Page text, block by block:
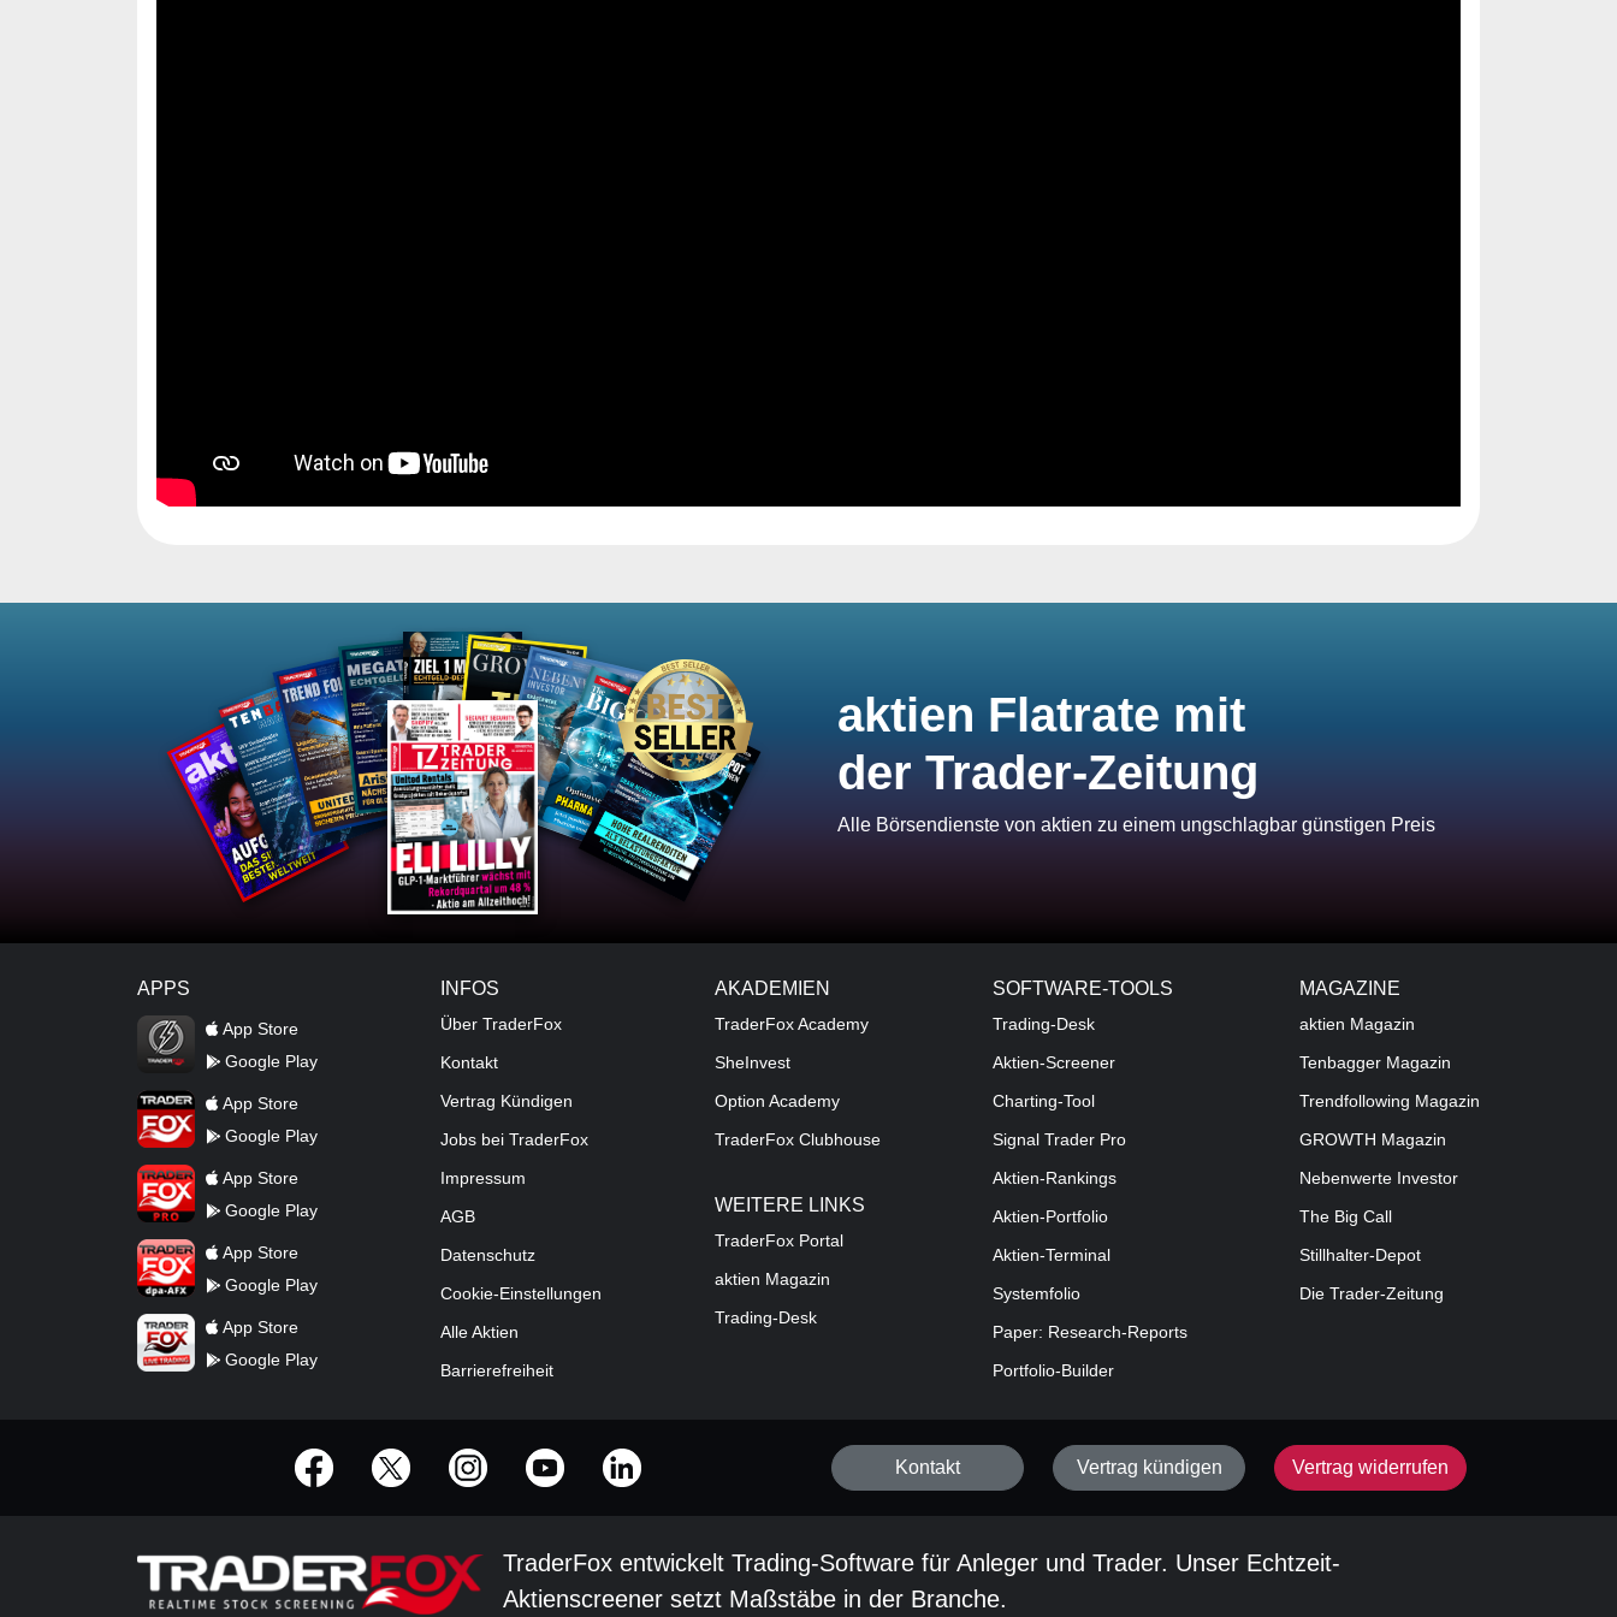
aktien Flatrate mit
der Trader-Zeitung
Alle Börsendienste von aktien zu einem ungschlagbar günstigen Preis
APPS
TraderFox Flash
App Store
Google Play
TraderFox AppApp Store
Google Play
TraderFox ProApp Store
Google Play
TraderFox dpa-AFX ProFeed
App Store
Google Play
TraderFox Live Trading
App Store
Google Play
INFOS
Über TraderFox
Kontakt
Vertrag Kündigen
Jobs bei TraderFox
Impressum
AGB
Datenschutz
Cookie-Einstellungen
Alle Aktien
Barrierefreiheit
AKADEMIEN
TraderFox Academy
SheInvest
Option Academy
TraderFox Clubhouse
WEITERE LINKS
TraderFox Portal
aktien Magazin
Trading-Desk
SOFTWARE-TOOLS
Trading-Desk
Aktien-Screener
Charting-Tool
Signal Trader Pro
Aktien-Rankings
Aktien-Portfolio
Aktien-Terminal
Systemfolio
Paper: Research-Reports
Portfolio-Builder
MAGAZINE
aktien Magazin
Tenbagger Magazin
Trendfollowing Magazin
GROWTH Magazin
Nebenwerte Investor
The Big Call
Stillhalter-Depot
Die Trader-Zeitung
offizielle Social Media-Accounts
Kontakt Vertrag kündigen Vertrag widerrufen
TraderFox entwickelt Trading-Software für Anleger und Trader. Unser Echtzeit-
Aktienscreener setzt Maßstäbe in der Branche.